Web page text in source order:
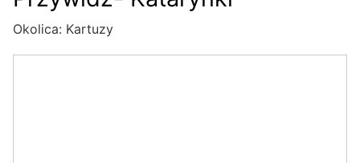
Okolica: Kartuzy